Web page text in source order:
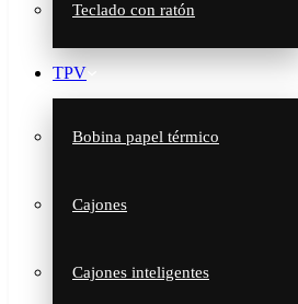
Teclado con ratón
TPV
Bobina papel térmico
Cajones
Cajones inteligentes